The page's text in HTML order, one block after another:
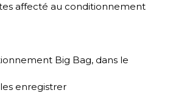
affecté au conditionnement
Big Bag, dans le
enregistrer